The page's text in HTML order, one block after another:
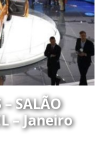
SALÃO
– Janeiro